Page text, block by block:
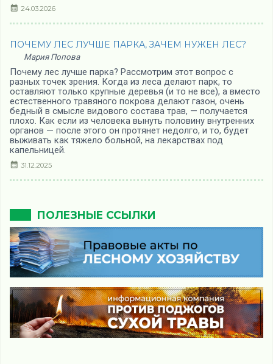
24.03.2026
ПОЧЕМУ ЛЕС ЛУЧШЕ ПАРКА, ЗАЧЕМ НУЖЕН ЛЕС?
Мария Попова
Почему лес лучше парка? Рассмотрим этот вопрос с
разных точек зрения. Когда из леса делают парк, то
оставляют только крупные деревья (и то не все), а вместо
естественного травяного покрова делают газон, очень
бедный в смысле видового состава трав, — получается
плохо. Как если из человека вынуть половину внутренних
органов — после этого он протянет недолго, и то, будет
выживать как тяжело больной, на лекарствах под
капельницей.
31.12.2025
ПОЛЕЗНЫЕ ССЫЛКИ